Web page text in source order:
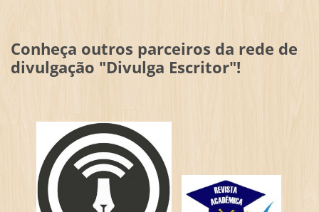
Conheça outros parceiros da rede de
divulgação "Divulga Escritor"!